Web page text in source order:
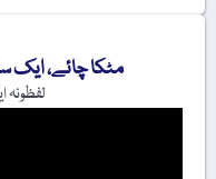
مٹکا چائے،
لفظونہ